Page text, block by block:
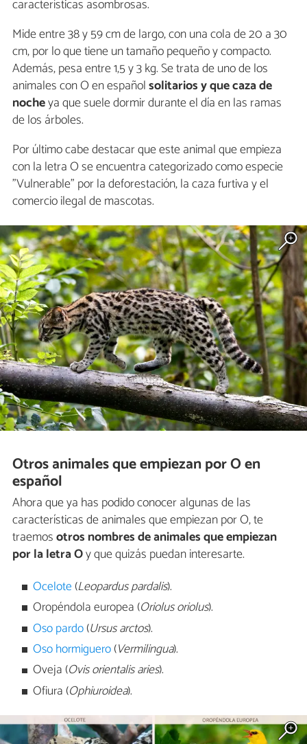
características asombrosas.
Mide entre 38 y 59 cm de largo, con una cola de 20 a 30
cm, por lo que tiene un tamaño pequeño y compacto.
Además, pesa entre 1,5 y 3 kg. Se trata de uno de los
animales con O en españolsolitarios y que caza de
nocheya que suele dormir durante el día en las ramas
de los árboles.
Por último cabe destacar que este animal que empieza
con la letra O se encuentra categorizado como especie
"Vulnerable" por la deforestación, la caza furtiva y el
comercio ilegal de mascotas.
Otros animales que empiezan por O en
español
Ahora que ya has podido conocer algunas de las
características de animales que empiezan por O, te
traemosotros nombres de animales que empiezan
por la letra Oy que quizás puedan interesarte.
Ocelote (Leopardus pardalis).
Oropéndola europea (Oriolus oriolus).
Oso pardo(Ursus arctos).
Oso hormiguero(Vermilingua).
Oveja (Ovis orientalis aries).
Ofiura (Ophiuroidea).